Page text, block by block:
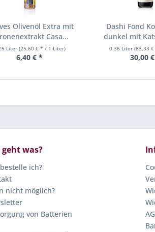
Olivenöl Extra mit
Casa...
Liter (25,60 € * / 1 Liter)
6,40 € *
Dashi Fond
dunkel mit
0.36 Liter(83,33
30,00
geht was?
ich?
nicht möglich?
von Batterien